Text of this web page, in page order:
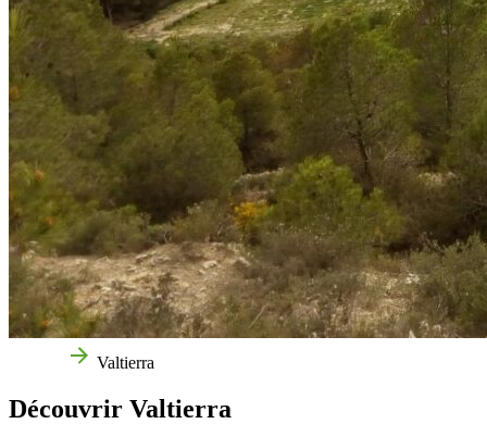
Valtierra
Découvrir Valtierra